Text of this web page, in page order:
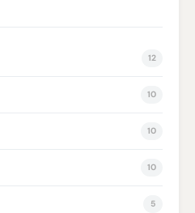
12
10
10
10
5